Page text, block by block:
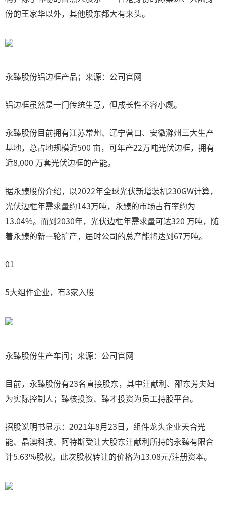
份的王家华以外，其他股东都大有来头。
永臻股份铝边框产品；来源：公司官网
铝边框虽然是一门传统生意，但成长性不容小觑。
永臻股份目前拥有江苏常州、辽宁营口、安徽滁州三大生产
基地，总占地规模近500 亩，可年产22万吨光伏边框，拥有
近8,000 万套光伏边框的产能。
据永臻股份介绍，以2022年全球光伏新增装机230GW计算，
光伏边框年需求量约143万吨，永臻的市场占有率约为
13.04%。而到2030年，光伏边框年需求量可达320 万吨，随
着永臻的新一轮扩产，届时公司的总产能将达到67万吨。
01
5大组件企业，有3家入股
永臻股份生产车间；来源：公司官网
目前，永臻股份有23名直接股东，其中汪献利、邵东芳夫妇
为实际控制人；臻核投资、臻才投资为员工持股平台。
招股说明书显示：2021年8月23日，组件龙头企业天合光
能、晶澳科技、阿特斯受让大股东汪献利所持的永臻有限合
计5.63%股权。此次股权转让的价格为13.08元/注册资本。